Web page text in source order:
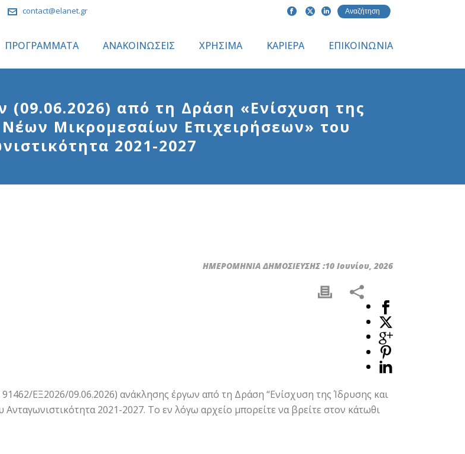
contact@elanet.gr
ΠΡΟΓΡΑΜΜΑΤΑ ΑΝΑΚΟΙΝΩΣΕΙΣ ΧΡΗΣΙΜΑ ΚΑΡΙΕΡΑ ΕΠΙΚΟΙΝΩΝΙΑ
από τη Δράση «Ενίσχυση της
Νέων Μικρομεσαίων Επιχειρήσεων» του
2021-2027
ΗΜΕΡΟΜΗΝΙΑ ΔΗΜΟΣΙΕΥΣΗΣ :10 Ιουνίου, 2026
ΕΞ2026/09.06.2026) ανάκλησης έργων από τη Δράση “Ενίσχυση της Ίδρυσης και
2021-2027. Το εν λόγω αρχείο μπορείτε να βρείτε στον κάτωθι